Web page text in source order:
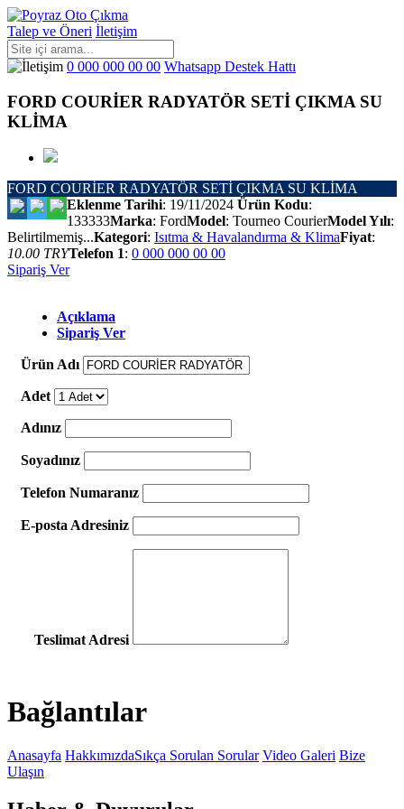
Talep ve Öneri İletişim
0 000 000 00 00 Whatsapp Destek Hattı
FORD COURİER RADYATÖR SETİ ÇIKMA SU
KLİMA
FORD COURİER RADYATÖR SETİ ÇIKMA SU KLİMA
Eklenme Tarihi: 19/11/2024 Ürün Kodu:
133333Marka: FordModel: Tourneo CourierModel Yılı:
Belirtilmemiş...Kategori: Isıtma & Havalandırma & KlimaFiyat:
10.00 TRYTelefon 1: 0 000 000 00 00
Sipariş Ver
Açıklama
Sipariş Ver
Ürün Adı
Adet
Adınız
Soyadınız
Telefon Numaranız
E-posta Adresiniz
Teslimat Adresi
Bağlantılar
Anasayfa HakkımızdaSıkça Sorulan Sorular Video Galeri Bize
Ulaşın